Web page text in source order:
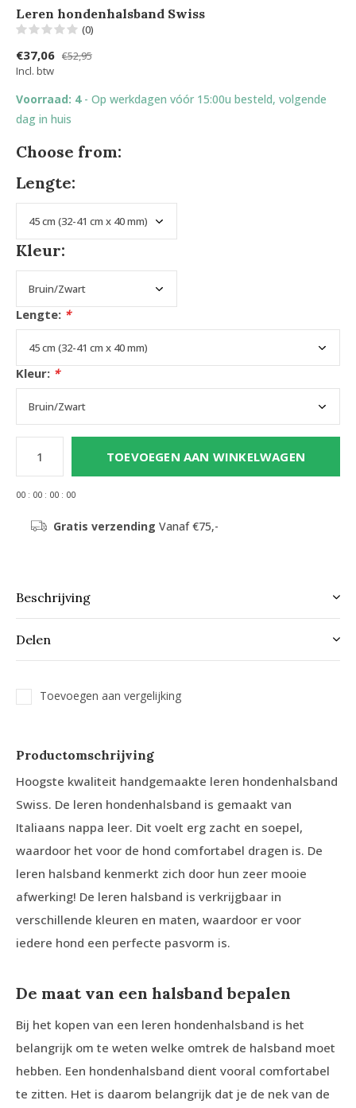
Leren hondenhalsband Swiss
(0)
€37,06 €52,95
Incl. btw
Voorraad: 4 - Op werkdagen vóór 15:00u besteld, volgende
dag in huis
Choose from:
Lengte:
Kleur:
Lengte: *
Kleur: *
TOEVOEGEN AAN WINKELWAGEN
00 : 00 : 00 : 00
Gratis verzending Vanaf €75,-
Beschrijving
Delen
Toevoegen aan vergelijking
Productomschrijving
Hoogste kwaliteit handgemaakte leren hondenhalsband
Swiss. De leren hondenhalsband is gemaakt van
Italiaans nappa leer. Dit voelt erg zacht en soepel,
waardoor het voor de hond comfortabel dragen is. De
leren halsband kenmerkt zich door hun zeer mooie
afwerking! De leren halsband is verkrijgbaar in
verschillende kleuren en maten, waardoor er voor
iedere hond een perfecte pasvorm is.
De maat van een halsband bepalen
Bij het kopen van een leren hondenhalsband is het
belangrijk om te weten welke omtrek de halsband moet
hebben. Een hondenhalsband dient vooral comfortabel
te zitten. Het is daarom belangrijk dat je de nek van de